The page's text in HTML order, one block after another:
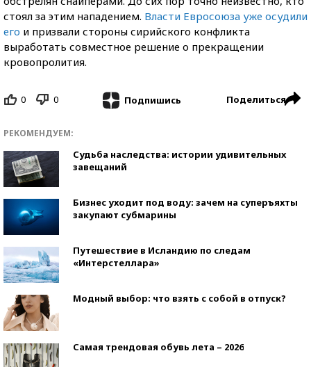
стоял за этим нападением. Власти Евросоюза уже осудили
его и призвали стороны сирийского конфликта
выработать совместное решение о прекращении
кровопролития.
0 0 Подпишись Поделиться
РЕКОМЕНДУЕМ:
Судьба наследства: истории удивительных
завещаний
Бизнес уходит под воду: зачем на суперъяхты
закупают субмарины
Путешествие в Исландию по следам
«Интерстеллара»
Модный выбор: что взять с собой в отпуск?
Самая трендовая обувь лета – 2026